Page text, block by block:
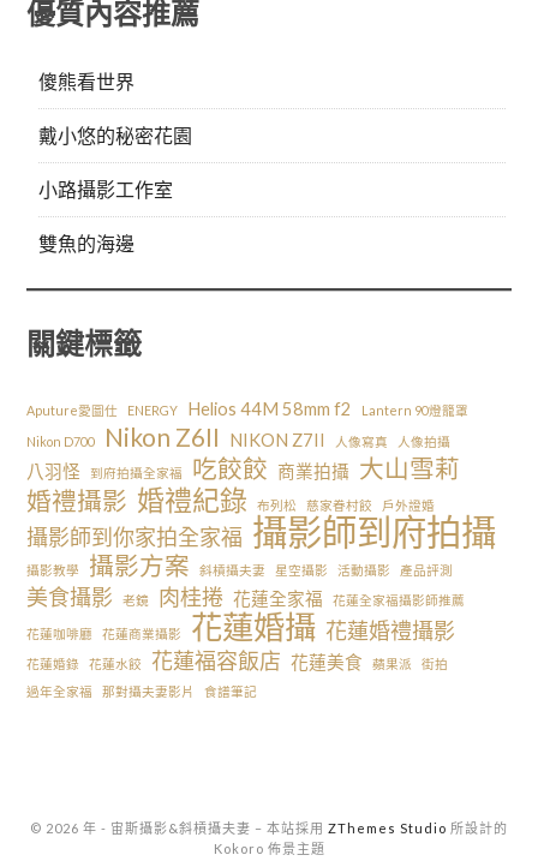
優質內容推薦
傻熊看世界
戴小悠的秘密花園
小路攝影工作室
雙魚的海邊
關鍵標籤
Aputure愛圖仕 ENERGY Helios 44M 58mm f2
Lantern 90燈籠罩
Nikon D700
Nikon Z6II NIKON Z7II 人像寫真 人像拍攝
八羽怪 到府拍攝全家福 吃餃餃 商業拍攝 大山雪莉
婚禮攝影 婚禮紀錄 布列松 慈家眷村餃 戶外證婚
攝影師到你家拍全家福 攝影師到府拍攝
攝影教學 攝影方案 斜槓攝夫妻 星空攝影 活動攝影 產品評測
美食攝影 老鏡 肉桂捲 花蓮全家福 花蓮全家福攝影師推薦
花蓮咖啡廳 花蓮商業攝影 花蓮婚攝 花蓮婚禮攝影
花蓮婚錄 花蓮水餃 花蓮福容飯店 花蓮美食 蘋果派
街拍
過年全家福
那對攝夫妻影片 食譜筆記
© 2026 年 - 宙斯攝影&斜槓攝夫妻 – 本站採用 ZThemes Studio 所設計的
Kokoro 佈景主題